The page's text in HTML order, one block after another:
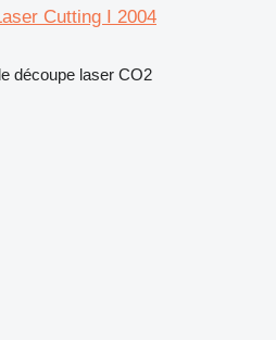
Cutting I 2004
découpe laser CO2